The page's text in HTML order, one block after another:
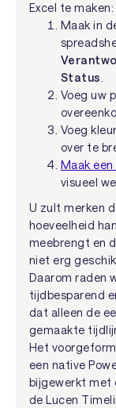
Excel te maken:
Maak in
Status
Voeg uw
Voeg
over te
Maak
visueel
U zult merken
hoeveelheid
meebrengt en
niet erg
Daarom raden
tijdbesparend
dat alleen de
gemaakte
Het
een native
bijgewerkt met
de Lucen